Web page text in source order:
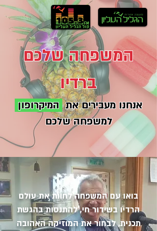
המשפחה שלכם
ברדיו
אנחנו מעבירים את המיקרופון
למשפחה שלכם
בואו עם המשפחה לחוות את עולם
הרדיו בשידור חי, להתנסות בהגשת
תכנית, לבחור את המוזיקה האהובה